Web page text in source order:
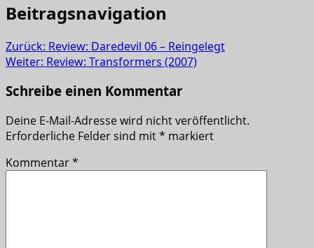
Beitragsnavigation
Zurück: Review: Daredevil 06 – Reingelegt
Weiter: Review: Transformers (2007)
Schreibe einen Kommentar
Deine E-Mail-Adresse wird nicht veröffentlicht.
Erforderliche Felder sind mit* markiert
Kommentar*